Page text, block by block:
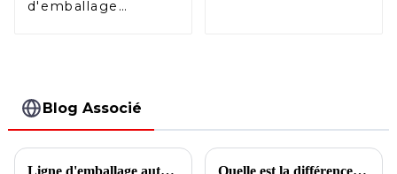
d'emballage
Blog Associé
Ligne d'emballage automatique de sachets Machine d'emballage de sachets 10/20 bâtons dans un seul sac Quelle est la différence entre les machines d’emballage verticales et horizontales ?